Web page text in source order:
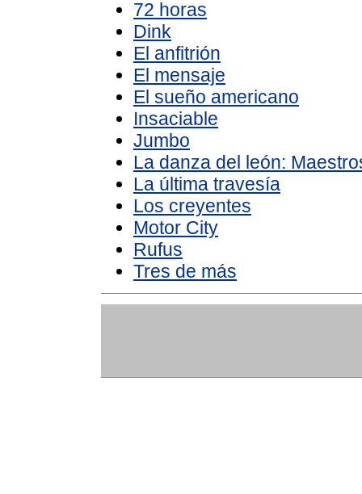
72 horas
Dink
El anfitrión
El mensaje
El sueño americano
Insaciable
Jumbo
La danza del león:
La última travesía
Los creyentes
Motor City
Rufus
Tres de más